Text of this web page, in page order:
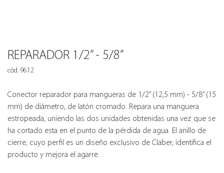
REPARADOR 1/2” - 5/8”
cód. 9612
Conector reparador para mangueras de 1/2” (12,5 mm) - 5/8” (15
mm) de diámetro, de latón cromado. Repara una manguera
estropeada, uniendo las dos unidades obtenidas una vez que se
ha cortado esta en el punto de la pérdida de agua. El anillo de
cierre, cuyo perfil es un diseño exclusivo de Claber, identifica el
producto y mejora el agarre.